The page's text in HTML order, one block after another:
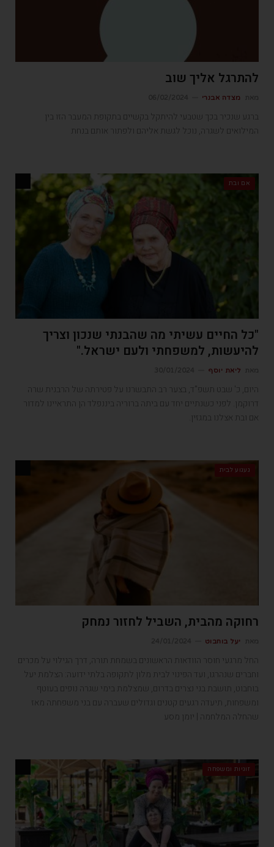
להתרגל אליך שוב
מצדה אבנרי
ברגע שנכיר בכך שטבעי להיתקל בקשיים בתקופת המעבר הזו בין
המילואים לשגרה, נוכל לגשת אליהם ולפתור אותם בנחת
אם ובת
"כל החיים עשיתי מה שהבנתי שנכון וצריך
להיעשות, למשפחתי ולעם ישראל."
ליאת יוסף
היום, כ' שבט תשפ"ד, בצער רב התבשרנו על פטירתה של הרבנית שרה
דרוקמן. לפני כשנתיים יחד עם ביתה ברוריה ביננפלד הן התראיינו למדור
אם ובת אצלנו במגזין.
געגוע לבית
רחוקה מהבית, השביל לחזור נמחק
יעל בוחבוט
החל מרגעי חוסר הוודאות הראשונים בשמחת תורה, דרך הגילוי על מכרים
וחברים שנהרגו, ועד הפינוי לבית מלון לתקופה בלתי ידועה: הצלמת יעל
בוחבוט, תושבת בני נצרים בדרום, שמצלמת בימי שגרה נופים בעוטף
ומשפחות, תיעדה רגעים קטנים וגדולים שעברה עם בני משפחתה מאז
שהחלה המלחמה | יומן מסע
זוגיות ומשפחה